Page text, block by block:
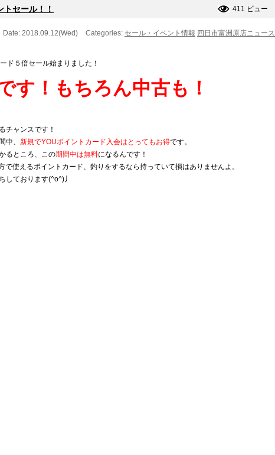
セール！！ 411 ビュー
Date: 2018.09.12(Wed) Categories: セール・イベント情報 四日市富洲原店ニュース
ド５倍セール始まりました！
す！もちろん中古も！
チャンスです！
中、 新規でYOUポイントカード入会はとってもお得です。
るところ、この期間中は無料になるんです！
で使えるポイントカード、釣りをするなら持っていて損はありませんよ。
しております(^o^)丿